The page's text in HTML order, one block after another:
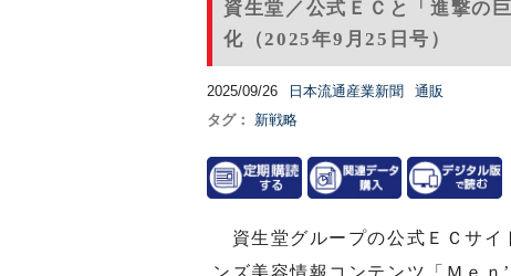
資生堂／公式ＥＣと「進撃の
化（2025年9月25日号）
2025/09/26 日本流通産業新聞
通販
タグ：
新戦略
資生堂グループの公式ＥＣサイ
ンズ美容情報コンテンツ「Ｍｅ